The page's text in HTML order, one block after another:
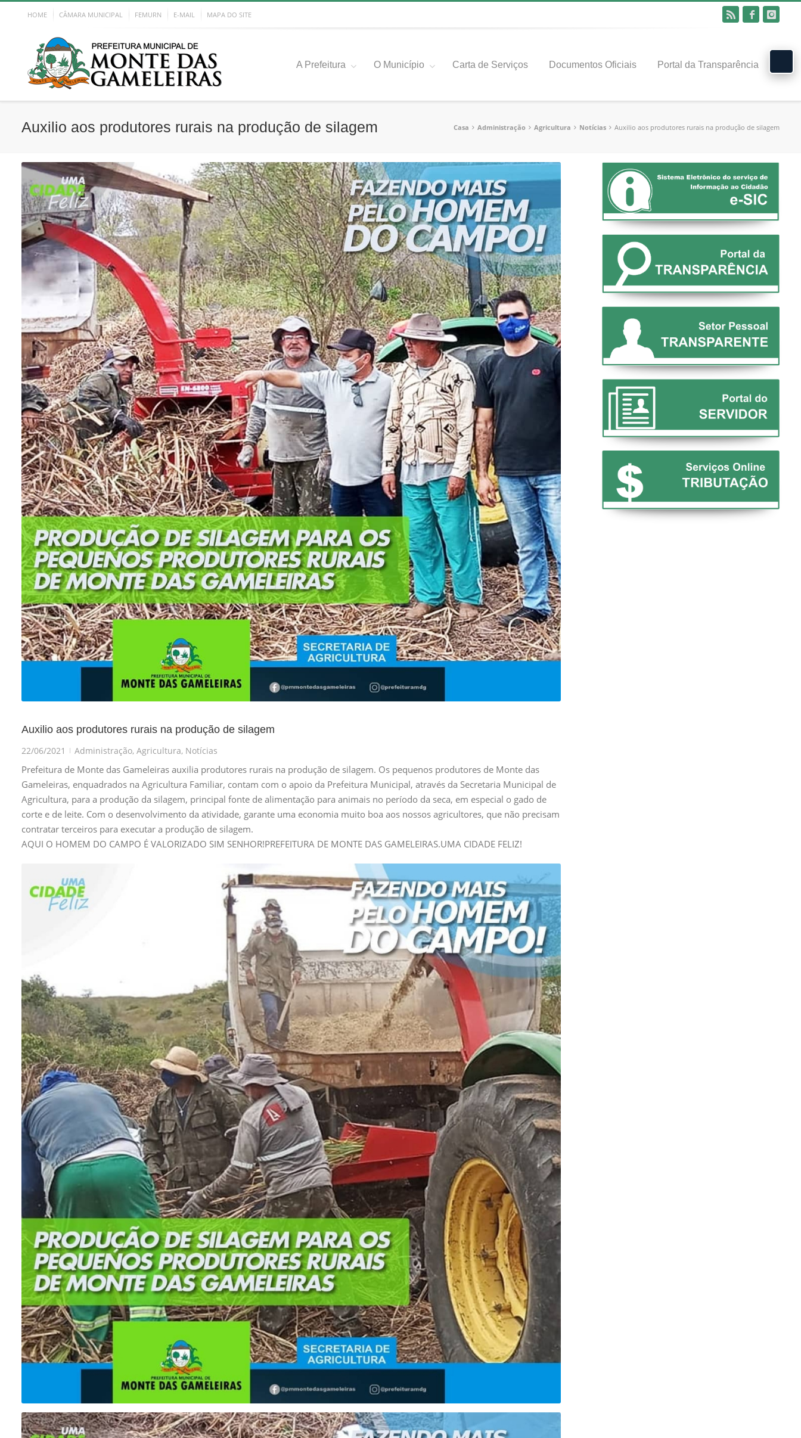
HOME CÂMARA MUNICIPAL FEMURN E-MAIL MAPA DO SITE
A Prefeitura O Município Carta de Serviços Documentos Oficiais Portal da Transparência
Auxilio aos produtores rurais na produção de silagem Casa Administração Agricultura Notícias Auxilio aos produtores rurais na produção de silagem
Auxilio aos produtores rurais na produção de silagem
22/06/2021 | Administração, Agricultura, Notícias
Prefeitura de Monte das Gameleiras auxilia produtores rurais na produção de silagem. Os pequenos produtores de Monte das
Gameleiras, enquadrados na Agricultura Familiar, contam com o apoio da Prefeitura Municipal, através da Secretaria Municipal de
Agricultura, para a produção da silagem, principal fonte de alimentação para animais no período da seca, em especial o gado de
corte e de leite. Com o desenvolvimento da atividade, garante uma economia muito boa aos nossos agricultores, que não precisam
contratar terceiros para executar a produção de silagem.
AQUI O HOMEM DO CAMPO É VALORIZADO SIM SENHOR!PREFEITURA DE MONTE DAS GAMELEIRAS.UMA CIDADE FELIZ!